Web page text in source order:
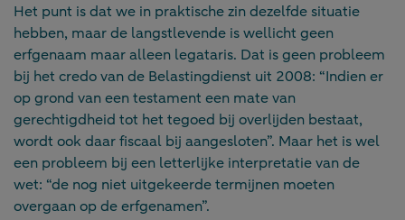
Het punt is dat we in praktische zin dezelfde situatie
hebben, maar de langstlevende is wellicht geen
erfgenaam maar alleen legataris. Dat is geen probleem
bij het credo van de Belastingdienst uit 2008: “Indien er
op grond van een testament een mate van
gerechtigdheid tot het tegoed bij overlijden bestaat,
wordt ook daar fiscaal bij aangesloten”. Maar het is wel
een probleem bij een letterlijke interpretatie van de
wet: “de nog niet uitgekeerde termijnen moeten
overgaan op de erfgenamen”.